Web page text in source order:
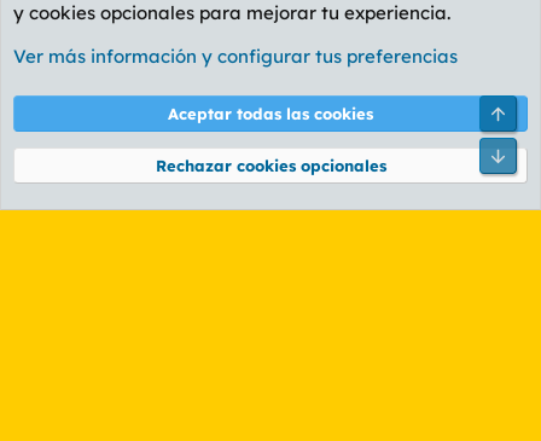
Etiquetas
Cookies
PL OLDSTYLE AMARILLO
Términos y reglas Política de privacidad Ayuda
Community platform by XenForo® © 2010-2026 XenForo Ltd.
y cookies opcionales para mejorar tu experiencia.
Ver más información y configurar tus preferencias
Aceptar todas las cookies
Rechazar cookies opcionales
Pie